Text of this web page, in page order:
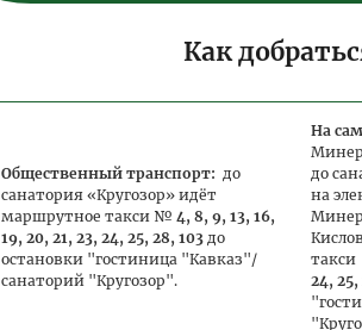
Как
Общественный транспорт: до
санатория «Кругозор» идёт
маршрутное такси № 4, 8, 9, 13, 16,
19, 20, 21, 23, 24, 25, 28, 103 до
остановки "гостиница "Кавказ"/
санаторий "Кругозор".
На
до
на
24, 25,